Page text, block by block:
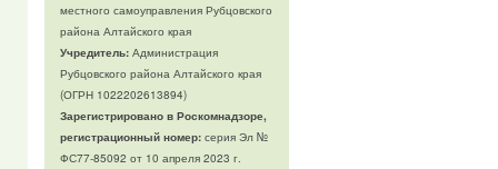
местного самоуправления Рубцовского
района Алтайского края
Учредитель:Администрация
Рубцовского района Алтайского края
(ОГРН 1022202613894)
Зарегистрировано в Роскомнадзоре,
регистрационный номер:серия Эл №
ФС77-85092 от 10 апреля 2023 г.